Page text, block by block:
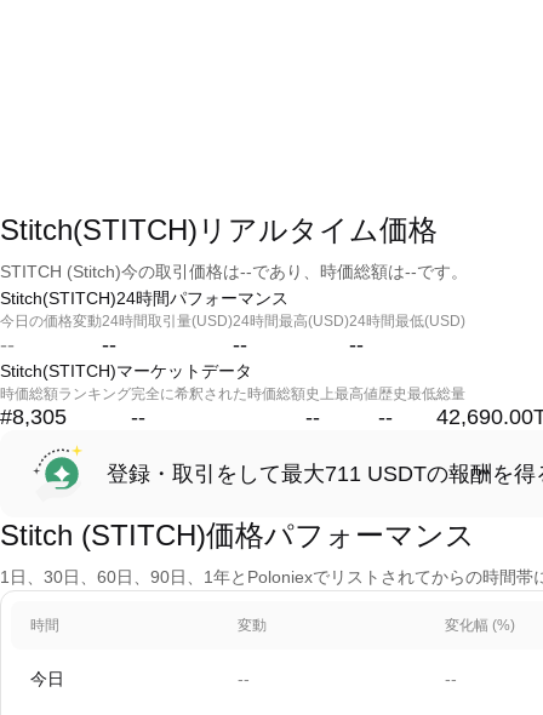
Stitch(STITCH)リアルタイム価格
STITCH (Stitch)今の取引価格は--であり、時価総額は--です。
Stitch(STITCH)24時間パフォーマンス
今日の価格変動
--
24時間取引量(USD)
--
24時間最高(USD)
--
24時間最低(USD)
--
Stitch(STITCH)マーケットデータ
時価総額ランキング
#8,305
完全に希釈された時価総額
--
史上最高値
--
歴史最低
--
総量
登録・取引をして最大711 USDTの報酬を得
Stitch (STITCH)価格パフォーマンス
1日、30日、60日、90日、1年とPoloniexでリストされてからの時間
時間 変動 変化幅 (%)
今日 -- --